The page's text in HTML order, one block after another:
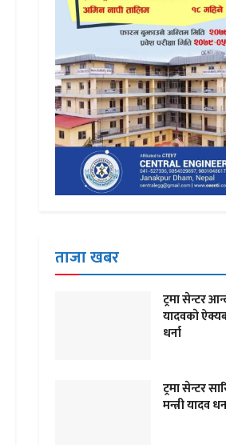
ताजा खबर
ट्रमा सेन्टर
यादवकाे
धर्ना
ट्रमा सेन्टर
मन्त्री यादव